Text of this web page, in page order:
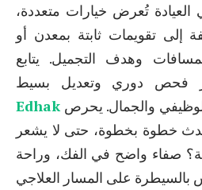
تُعرض خيارات متعددة،
إلى تقويمات ثابتة بمعدن أو
وهدف التجميل. يتابع
فحص دوري وتعديل بسيط
Edhakيضمن التآزر بين العقم الوظيفي والجمال. يحرص
خطوة بخطوة، حتى لا يشعر
صفاء واضح في الفك، وراحة